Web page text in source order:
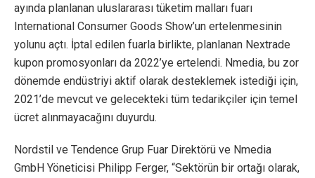
ayında planlanan uluslararası tüketim malları fuarı
International Consumer Goods Show’un ertelenmesinin
yolunu açtı. İptal edilen fuarla birlikte, planlanan Nextrade
kupon promosyonları da 2022’ye ertelendi. Nmedia, bu zor
dönemde endüstriyi aktif olarak desteklemek istediği için,
2021’de mevcut ve gelecekteki tüm tedarikçiler için temel
ücret alınmayacağını duyurdu.
Nordstil ve Tendence Grup Fuar Direktörü ve Nmedia
GmbH Yöneticisi Philipp Ferger, “Sektörün bir ortağı olarak,